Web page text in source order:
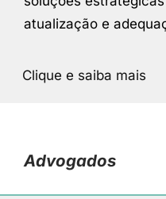
atualização e
Clique e saiba mais
Advogados